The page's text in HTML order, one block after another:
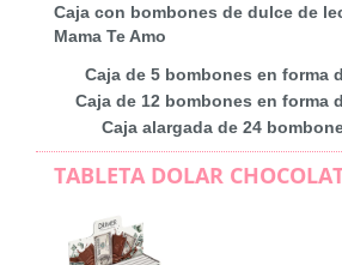
Caja con bombones de dulce de
Mama Te Amo
Caja de 5 bombones en forma
Caja de 12 bombones en forma
Caja alargada de 24
TABLETA DOLAR